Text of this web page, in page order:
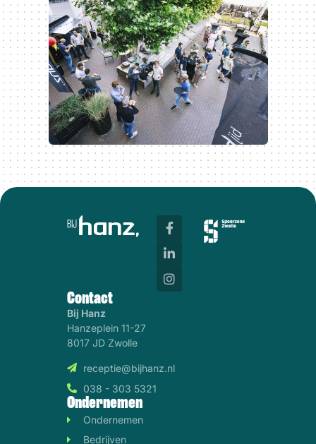
Contact
Bij Hanz
Hanzeplein 11-27
8017 JD Zwolle
receptie@bijhanz.nl
038 - 303 5321
Ondernemen
Ondernemen
Bedrijven